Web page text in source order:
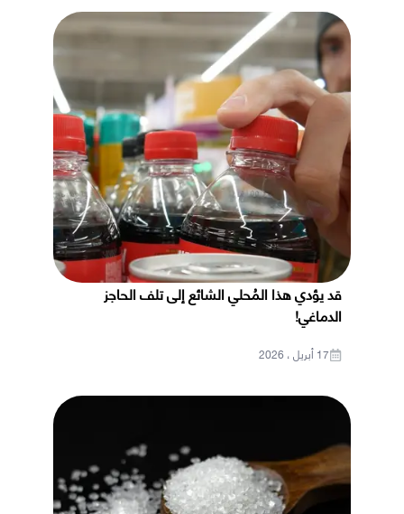
قد يؤدي هذا المُحلي الشائع إلى تلف الحاجز
الدماغي!
17 أبريل ، 2026